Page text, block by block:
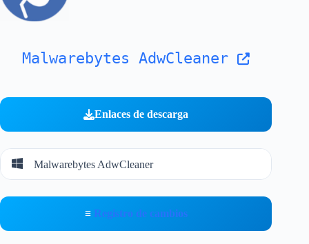
Malwarebytes AdwCleaner
Enlaces de descarga
Malwarebytes AdwCleaner
≡ Registro de cambios